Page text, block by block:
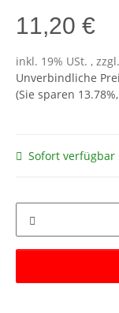
11,20 €
inkl. 19% USt. ,
Unverbindliche
(Sie sparen 13.78%
Sofort verfügbar